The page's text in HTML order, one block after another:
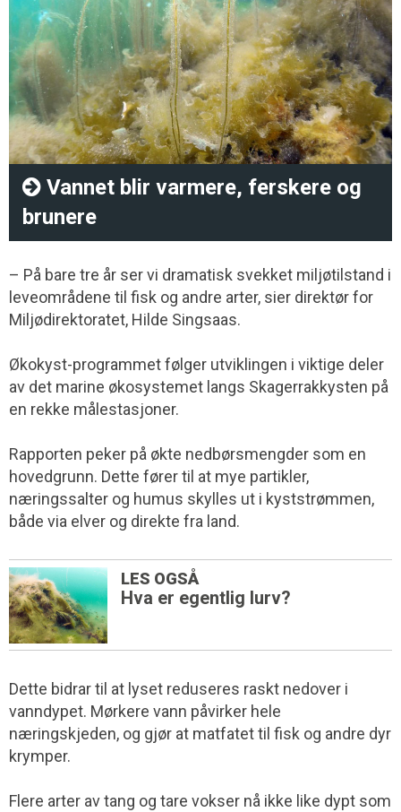
Vannet blir varmere, ferskere og
brunere
– På bare tre år ser vi dramatisk svekket miljøtilstand i
leveområdene til fisk og andre arter, sier direktør for
Miljødirektoratet, Hilde Singsaas.
Økokyst-programmet følger utviklingen i viktige deler
av det marine økosystemet langs Skagerrakkysten på
en rekke målestasjoner.
Rapporten peker på økte nedbørsmengder som en
hovedgrunn. Dette fører til at mye partikler,
næringssalter og humus skylles ut i kyststrømmen,
både via elver og direkte fra land.
LES OGSÅ
Hva er egentlig lurv?
Dette bidrar til at lyset reduseres raskt nedover i
vanndypet. Mørkere vann påvirker hele
næringskjeden, og gjør at matfatet til fisk og andre dyr
krymper.
Flere arter av tang og tare vokser nå ikke like dypt som